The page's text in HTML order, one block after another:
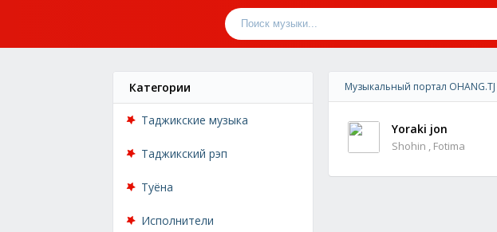
Категории
Таджикские музыка
Таджикский рэп
Туёна
Исполнители
Музыкальный портал OHANG.TJ
Yoraki jon
Shohin , Fotima